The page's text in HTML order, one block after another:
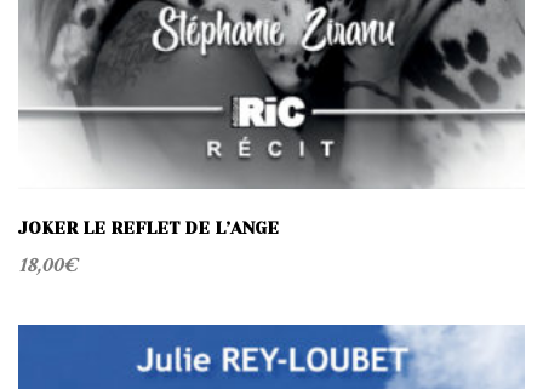
JOKER LE REFLET DE L’ANGE
18,00€